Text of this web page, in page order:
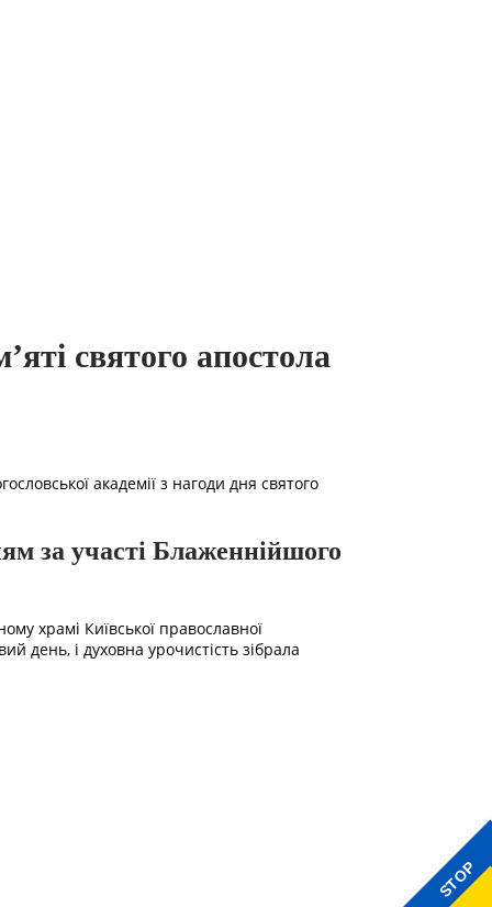
STOP
святого апостола
академії з нагоди дня святого
за участі Блаженнійшого
храмі Київської православної
день, і духовна урочистість зібрала